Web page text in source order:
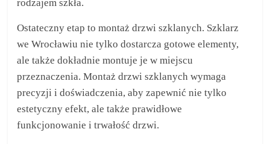
rodzajem szkła.
Ostateczny etap to montaż drzwi szklanych. Szklarz
we Wrocławiu nie tylko dostarcza gotowe elementy,
ale także dokładnie montuje je w miejscu
przeznaczenia. Montaż drzwi szklanych wymaga
precyzji i doświadczenia, aby zapewnić nie tylko
estetyczny efekt, ale także prawidłowe
funkcjonowanie i trwałość drzwi.